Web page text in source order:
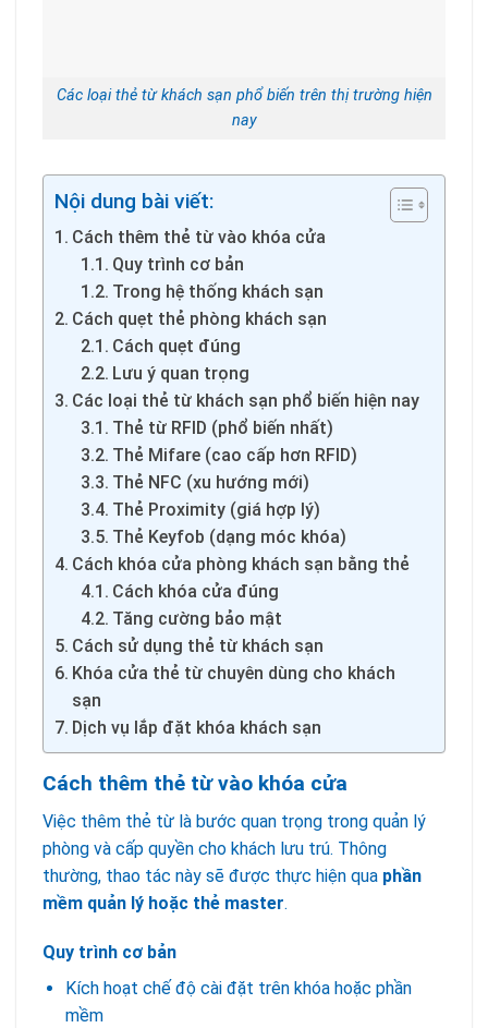
Các loại thẻ từ khách sạn phổ biến trên thị trường hiện
nay
Nội dung bài viết:
Cách thêm thẻ từ vào khóa cửa
Quy trình cơ bản
Trong hệ thống khách sạn
Cách quẹt thẻ phòng khách sạn
Cách quẹt đúng
Lưu ý quan trọng
Các loại thẻ từ khách sạn phổ biến hiện nay
Thẻ từ RFID (phổ biến nhất)
Thẻ Mifare (cao cấp hơn RFID)
Thẻ NFC (xu hướng mới)
Thẻ Proximity (giá hợp lý)
Thẻ Keyfob (dạng móc khóa)
Cách khóa cửa phòng khách sạn bằng thẻ
Cách khóa cửa đúng
Tăng cường bảo mật
Cách sử dụng thẻ từ khách sạn
Khóa cửa thẻ từ chuyên dùng cho khách
sạn
Dịch vụ lắp đặt khóa khách sạn
Cách thêm thẻ từ vào khóa cửa
Việc thêm thẻ từ là bước quan trọng trong quản lý
phòng và cấp quyền cho khách lưu trú. Thông
thường, thao tác này sẽ được thực hiện qua phần
mềm quản lý hoặc thẻ master.
Quy trình cơ bản
Kích hoạt chế độ cài đặt trên khóa hoặc phần
mềm